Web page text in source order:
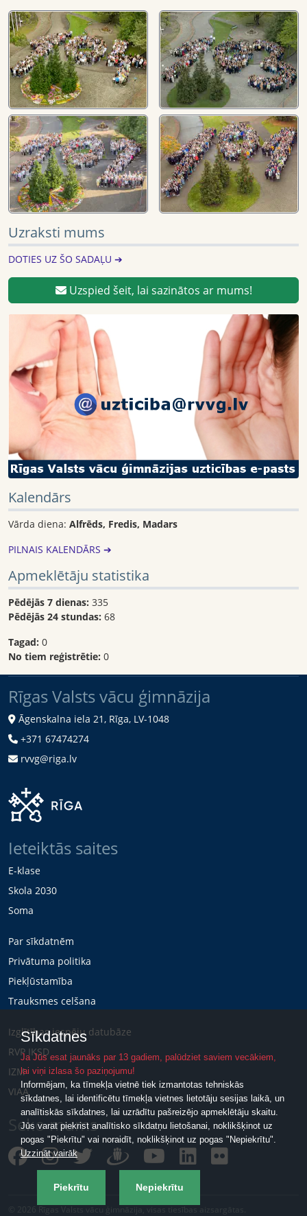
Uzraksti mums
DOTIES UZ ŠO SADAĻU ➔
Uzspied šeit, lai sazinātos ar mums!
Kalendārs
Vārda diena: Alfrēds, Fredis, Madars
PILNAIS KALENDĀRS ➔
Apmeklētāju statistika
Pēdējās 7 dienas: 335
Pēdējās 24 stundas: 68
Tagad: 0
No tiem reģistrētie: 0
Rīgas Valsts vācu ģimnāzija
Āgenskalna iela 21, Rīga, LV-1048
+371 67474274
rvvg@riga.lv
Ieteiktās saites
E-klase
Skola 2030
Soma
Par sīkdatnēm
Privātuma politika
Piekļūstamība
Trauksmes celšana
Izglītības iespēju datubāze
RVP IKSD
IZM
VIAA
Seko mums
© 2026 Rīgas Valsts vācu ģimnāzija, visas tiesības aizsargātas.
Sīkdatnes
Ja Jūs esat jaunāks par 13 gadiem, palūdziet saviem vecākiem,
lai viņi izlasa šo paziņojumu!
Informējam, ka tīmekļa vietnē tiek izmantotas tehniskās
sīkdatnes, lai identificētu tīmekļa vietnes lietotāju sesijas laikā, un
analītiskās sīkdatnes, lai uzrādītu pašreizējo apmeklētāju skaitu.
Jūs varat piekrist analītisko sīkdatņu lietošanai, noklikšķinot uz
pogas "Piekrītu" vai noraidīt, noklikšķinot uz pogas "Nepiekrītu".
Uzzināt vairāk
Piekrītu Nepiekrītu